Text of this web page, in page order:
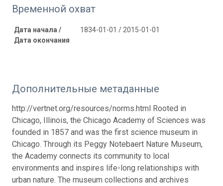
Временной охват
Дата начала /
Дата окончания
1834-01-01 / 2015-01-01
Дополнительные метаданные
http://vertnet.org/resources/norms.html Rooted in
Chicago, Illinois, the Chicago Academy of Sciences was
founded in 1857 and was the first science museum in
Chicago. Through its Peggy Notebaert Nature Museum,
the Academy connects its community to local
environments and inspires life-long relationships with
urban nature. The museum collections and archives